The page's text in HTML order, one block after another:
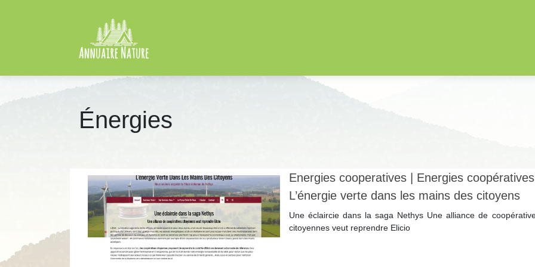
Énergies
Energies cooperati­ves | Energies coopérati­ves
L’énergie verte dans les mains des citoyens
Une éclaircie dans la saga Nethys Une alliance de
citoyennes veut reprendre Elicio